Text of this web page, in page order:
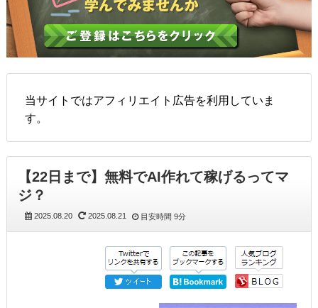
当サイトではアフィリエイト広告を利用していま
す。
【22日まで】無料でAI作れて稼げるってマ
ジ？
2025.08.20 2025.08.21 目安時間 9分